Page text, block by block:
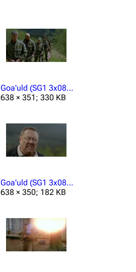
Goa'uld (SG1 3x08) Gefangene.png
638 × 351; 330 KB
Goa'uld (SG1 3x08) Kanonikus.png
638 × 350; 182 KB